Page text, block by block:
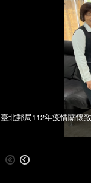
臺北郵局112年疫情關懷
臺北郵局112年疫情關懷